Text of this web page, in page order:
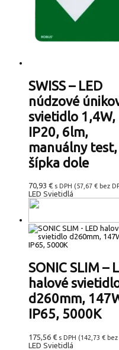
SWISS – LED
núdzové
svietidlo 1,4W,
IP20, 6lm,
manuálny test,
šípka dole
70,93 € s DPH (57,67 € bez
LED Svietidlá
SONIC SLIM –
halové
d260mm,
IP65, 5000K
175,56 € s DPH (142,73 € bez
LED Svietidlá